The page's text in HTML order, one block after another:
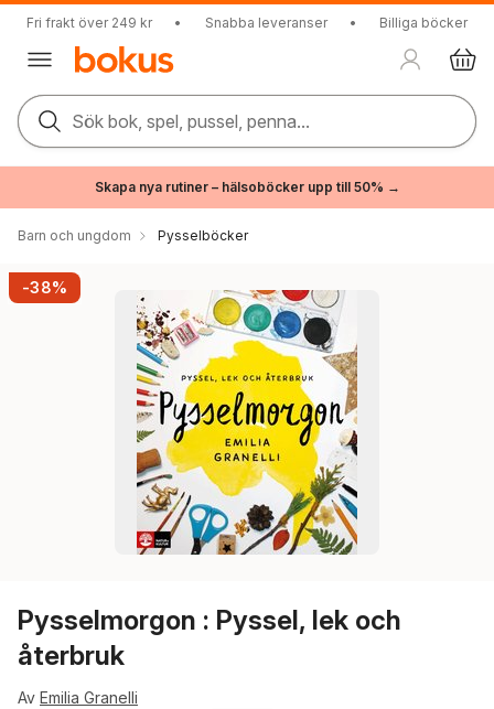
Fri frakt över 249 kr • Snabba leveranser • Billiga böcker
Sök bok, spel, pussel, penna...
Skapa nya rutiner – hälsoböcker upp till 50% →
Barn och ungdom Pysselböcker
-38%
Pysselmorgon : Pyssel, lek och
återbruk
Av Emilia Granelli